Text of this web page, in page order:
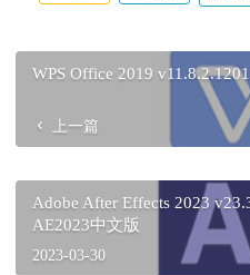
WPS Office 2019
上一篇
Adobe After Effects 2023
AE2023中文版
2023-03-30